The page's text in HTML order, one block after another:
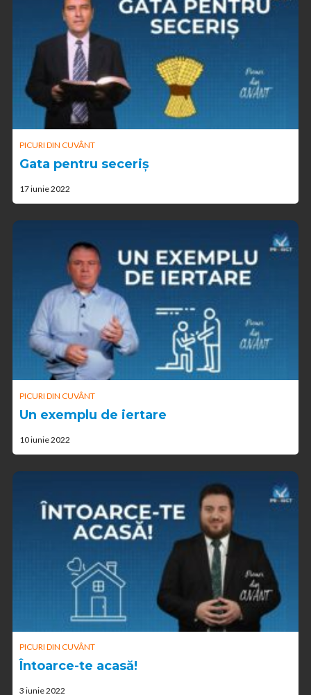
PICURI DIN CUVÂNT
Gata pentru seceriș
17 iunie 2022
PICURI DIN CUVÂNT
Un exemplu de iertare
10 iunie 2022
PICURI DIN CUVÂNT
Întoarce-te acasă!
3 iunie 2022